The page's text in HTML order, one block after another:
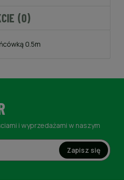
(0)
0.5m
i wyprzedażami w naszym
Zapisz się